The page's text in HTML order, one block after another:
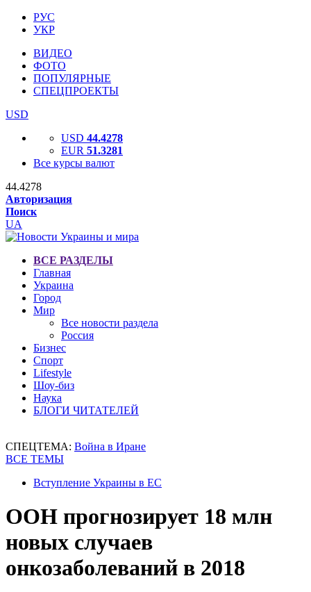
РУС
УКР
ВИДЕО
ФОТО
ПОПУЛЯРНЫЕ
СПЕЦПРОЕКТЫ
USD
USD 44.4278
EUR 51.3281
Все курсы валют
44.4278
Авторизация
Поиск
UA
ВСЕ РАЗДЕЛЫ
Главная
Украина
Город
Мир
Все новости раздела
Россия
Бизнес
Спорт
Lifestyle
Шоу-биз
Наука
БЛОГИ ЧИТАТЕЛЕЙ
СПЕЦТЕМА: Война в Иране
ВСЕ ТЕМЫ
Вступление Украины в ЕС
ООН прогнозирует 18 млн
новых случаев
онкозаболеваний в 2018